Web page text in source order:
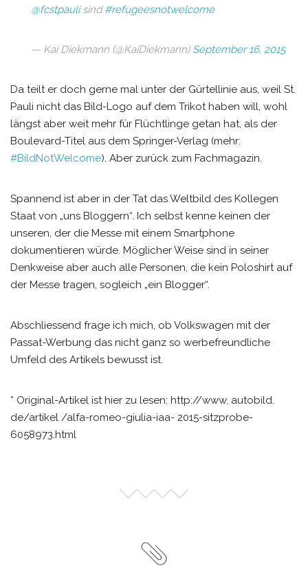
@fcstpaulisind#refugeesnotwelcome
— Kai Diekmann (@KaiDiekmann) September 16, 2015
Da teilt er doch gerne mal unter der Gürtellinie aus, weil St.
Pauli nicht das Bild-Logo auf dem Trikot haben will, wohl
längst aber weit mehr für Flüchtlinge getan hat, als der
Boulevard-Titel aus dem Springer-Verlag (mehr:
#BildNotWelcome). Aber zurück zum Fachmagazin.
Spannend ist aber in der Tat das Weltbild des Kollegen
Staat von „uns Bloggern“. Ich selbst kenne keinen der
unseren, der die Messe mit einem Smartphone
dokumentieren würde. Möglicher Weise sind in seiner
Denkweise aber auch alle Personen, die kein Poloshirt auf
der Messe tragen, sogleich „ein Blogger“.
Abschliessend frage ich mich, ob Volkswagen mit der
Passat-Werbung das nicht ganz so werbefreundliche
Umfeld des Artikels bewusst ist.
* Original-Artikel ist hier zu lesen: http://www. autobild.
de/artikel /alfa-romeo-giulia-iaa- 2015-sitzprobe-
6058973.html